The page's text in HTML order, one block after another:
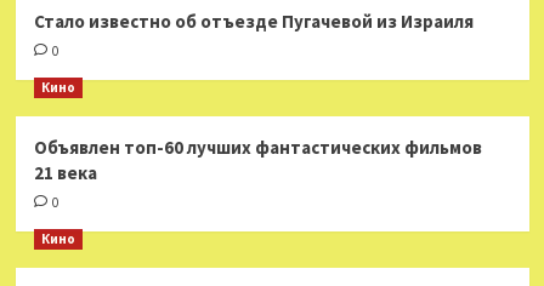
Стало известно об отъезде Пугачевой из Израиля
0
Кино
Объявлен топ-60 лучших фантастических фильмов
21 века
0
Кино